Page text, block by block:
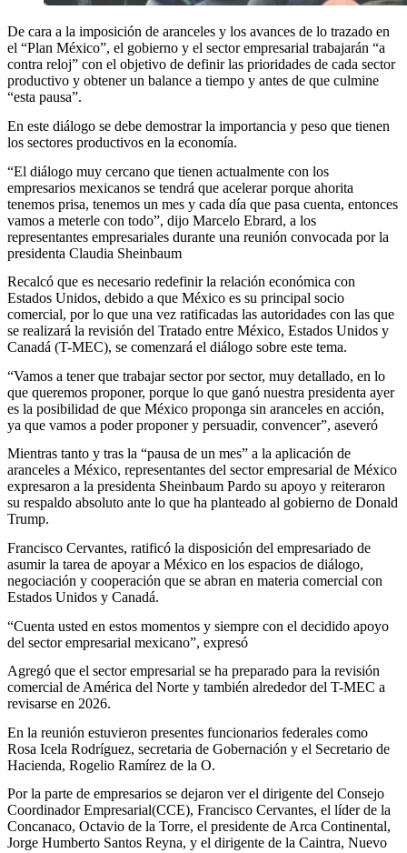
De cara a la imposición de aranceles y los avances de lo trazado en
el “Plan México”, el gobierno y el sector empresarial trabajarán “a
contra reloj” con el objetivo de definir las prioridades de cada sector
productivo y obtener un balance a tiempo y antes de que culmine
“esta pausa”.
En este diálogo se debe demostrar la importancia y peso que tienen
los sectores productivos en la economía.
“El diálogo muy cercano que tienen actualmente con los
empresarios mexicanos se tendrá que acelerar porque ahorita
tenemos prisa, tenemos un mes y cada día que pasa cuenta, entonces
vamos a meterle con todo”, dijo Marcelo Ebrard, a los
representantes empresariales durante una reunión convocada por la
presidenta Claudia Sheinbaum
Recalcó que es necesario redefinir la relación económica con
Estados Unidos, debido a que México es su principal socio
comercial, por lo que una vez ratificadas las autoridades con las que
se realizará la revisión del Tratado entre México, Estados Unidos y
Canadá (T-MEC), se comenzará el diálogo sobre este tema.
“Vamos a tener que trabajar sector por sector, muy detallado, en lo
que queremos proponer, porque lo que ganó nuestra presidenta ayer
es la posibilidad de que México proponga sin aranceles en acción,
ya que vamos a poder proponer y persuadir, convencer”, aseveró
Mientras tanto y tras la “pausa de un mes” a la aplicación de
aranceles a México, representantes del sector empresarial de México
expresaron a la presidenta Sheinbaum Pardo su apoyo y reiteraron
su respaldo absoluto ante lo que ha planteado al gobierno de Donald
Trump.
Francisco Cervantes, ratificó la disposición del empresariado de
asumir la tarea de apoyar a México en los espacios de diálogo,
negociación y cooperación que se abran en materia comercial con
Estados Unidos y Canadá.
“Cuenta usted en estos momentos y siempre con el decidido apoyo
del sector empresarial mexicano”, expresó
Agregó que el sector empresarial se ha preparado para la revisión
comercial de América del Norte y también alrededor del T-MEC a
revisarse en 2026.
En la reunión estuvieron presentes funcionarios federales como
Rosa Icela Rodríguez, secretaria de Gobernación y el Secretario de
Hacienda, Rogelio Ramírez de la O.
Por la parte de empresarios se dejaron ver el dirigente del Consejo
Coordinador Empresarial(CCE), Francisco Cervantes, el líder de la
Concanaco, Octavio de la Torre, el presidente de Arca Continental,
Jorge Humberto Santos Reyna, y el dirigente de la Caintra, Nuevo